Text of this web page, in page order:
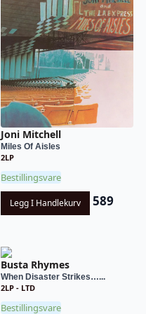
Joni Mitchell
Miles Of Aisles
2LP
Bestillingsvare
Legg I Handlekurv 589
Busta Rhymes
When Disaster Strikes…...
2LP - LTD
Bestillingsvare